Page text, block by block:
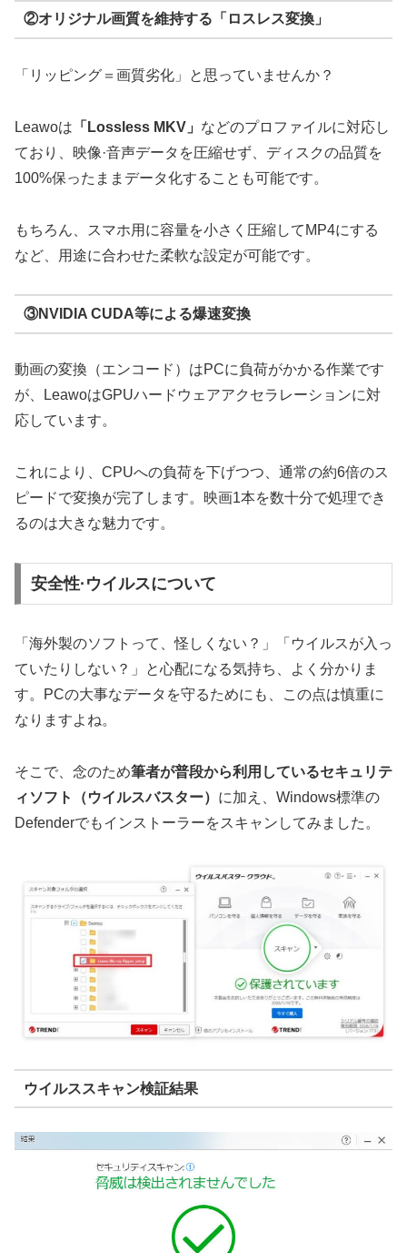
②オリジナル画質を維持する「ロスレス変換」
「リッピング＝画質劣化」と思っていませんか？
Leawoは 「 Lossless MKV 」 などのプロファイルに対応し
ており、映像·音声データを圧縮せず、ディスクの品質を
100%保ったままデータ化することも可能です。
もちろん、スマホ用に容量を小さく圧縮してMP4にする
など、用途に合わせた柔軟な設定が可能です。
③NVIDIA CUDA等による爆速変換
動画の変換（エンコード）はPCに負荷がかかる作業です
が、LeawoはGPUハードウェアアクセラレーションに対
応しています。
これにより、CPUへの負荷を下げつつ、通常の約6倍のス
ピードで変換が完了します。映画1本を数十分で処理でき
るのは大きな魅力です。
安全性·ウイルスについて
「海外製のソフトって、怪しくない？」「ウイルスが入っ
ていたりしない？」と心配になる気持ち、よく分かりま
す。PCの大事なデータを守るためにも、この点は慎重に
なりますよね。
そこで、念のため筆者が普段から利用しているセキュリテ
ィソフト（ウイルスバスター） に加え、Windows標準の
Defenderでもインストーラーをスキャンしてみました。
ウイルススキャン検証結果